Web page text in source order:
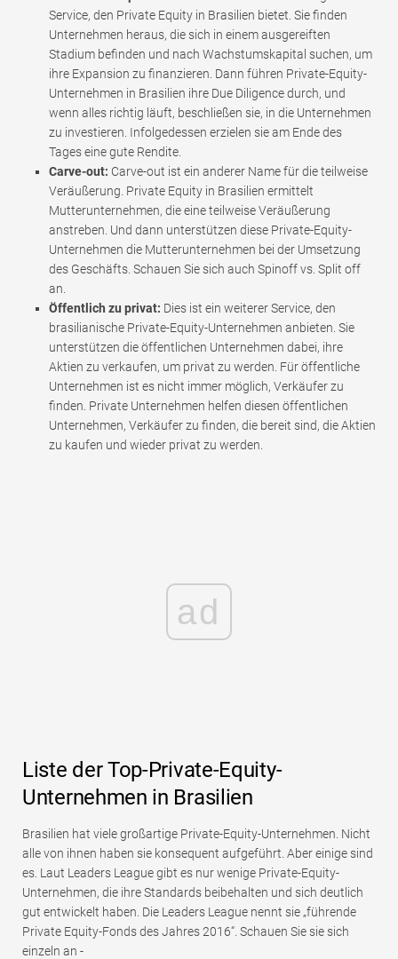
Service, den Private Equity in Brasilien bietet. Sie finden
Unternehmen heraus, die sich in einem ausgereiften
Stadium befinden und nach Wachstumskapital suchen, um
ihre Expansion zu finanzieren. Dann führen Private-Equity-
Unternehmen in Brasilien ihre Due Diligence durch, und
wenn alles richtig läuft, beschließen sie, in die Unternehmen
zu investieren. Infolgedessen erzielen sie am Ende des
Tages eine gute Rendite.
Carve-out: Carve-out ist ein anderer Name für die teilweise
Veräußerung. Private Equity in Brasilien ermittelt
Mutterunternehmen, die eine teilweise Veräußerung
anstreben. Und dann unterstützen diese Private-Equity-
Unternehmen die Mutterunternehmen bei der Umsetzung
des Geschäfts. Schauen Sie sich auch Spinoff vs. Split off
an.
Öffentlich zu privat: Dies ist ein weiterer Service, den
brasilianische Private-Equity-Unternehmen anbieten. Sie
unterstützen die öffentlichen Unternehmen dabei, ihre
Aktien zu verkaufen, um privat zu werden. Für öffentliche
Unternehmen ist es nicht immer möglich, Verkäufer zu
finden. Private Unternehmen helfen diesen öffentlichen
Unternehmen, Verkäufer zu finden, die bereit sind, die Aktien
zu kaufen und wieder privat zu werden.
ad
Liste der Top-Private-Equity-
Unternehmen in Brasilien
Brasilien hat viele großartige Private-Equity-Unternehmen. Nicht
alle von ihnen haben sie konsequent aufgeführt. Aber einige sind
es. Laut Leaders League gibt es nur wenige Private-Equity-
Unternehmen, die ihre Standards beibehalten und sich deutlich
gut entwickelt haben. Die Leaders League nennt sie „führende
Private Equity-Fonds des Jahres 2016“. Schauen Sie sie sich
einzeln an -